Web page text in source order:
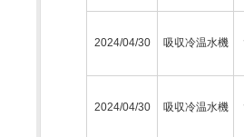
2024/04/30 吸収冷温水機
2024/04/30 吸収冷温水機